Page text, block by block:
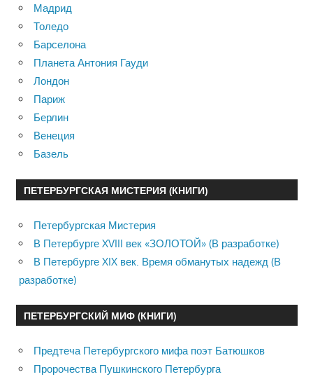
Мадрид
Толедо
Барселона
Планета Антония Гауди
Лондон
Париж
Берлин
Венеция
Базель
ПЕТЕРБУРГСКАЯ МИСТЕРИЯ (КНИГИ)
Петербургская Мистерия
В Петербурге XVIII век «ЗОЛОТОЙ» (В разработке)
В Петербурге XIX век. Время обманутых надежд (В
разработке)
ПЕТЕРБУРГСКИЙ МИФ (КНИГИ)
Предтеча Петербургского мифа поэт Батюшков
Пророчества Пушкинского Петербурга